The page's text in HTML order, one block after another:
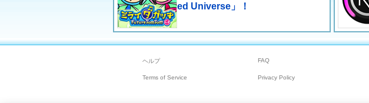
ed Universe」！
ヘルプ FAQ
Terms of Service Privacy Policy